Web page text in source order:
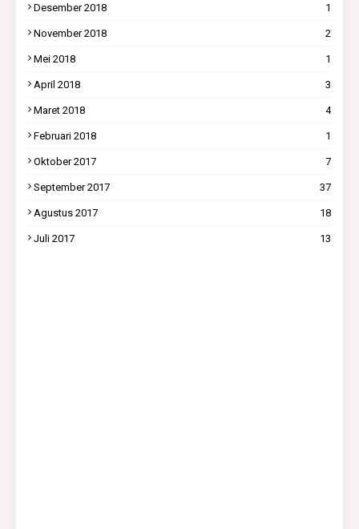
Desember 2018 1
November 2018 2
Mei 2018 1
April 2018 3
Maret 2018 4
Februari 2018 1
Oktober 2017 7
September 2017 37
Agustus 2017 18
Juli 2017 13